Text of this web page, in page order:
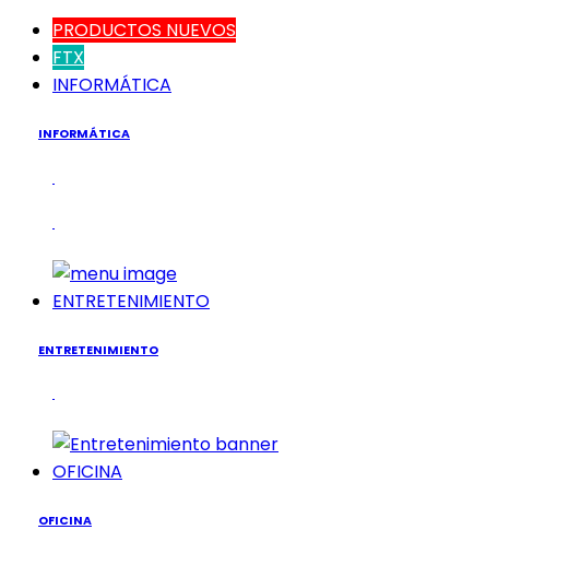
PRODUCTOS NUEVOS
FTX
INFORMÁTICA
INFORMÁTICA
ENTRETENIMIENTO
ENTRETENIMIENTO
OFICINA
OFICINA